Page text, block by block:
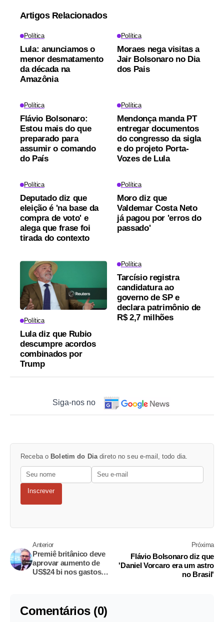
Artigos Relacionados
Política
Lula: anunciamos o
menor desmatamento
da década na
Amazônia
Política
Moraes nega visitas a
Jair Bolsonaro no Dia
dos Pais
Política
Flávio Bolsonaro:
Estou mais do que
preparado para
assumir o comando
do País
Política
Mendonça manda PT
entregar documentos
do congresso da sigla
e do projeto Porta-
Vozes de Lula
Política
Deputado diz que
eleição é 'na base da
compra de voto' e
alega que frase foi
tirada do contexto
Política
Moro diz que
Valdemar Costa Neto
já pagou por 'erros do
passado'
Política
Lula diz que Rubio
descumpre acordos
combinados por
Trump
Política
Tarcísio registra
candidatura ao
governo de SP e
declara patrimônio de
R$ 2,7 milhões
Siga-nos no
Receba o Boletim do Diadireto no seu e-mail, todo dia.
Inscrever
Anterior
Premiê britânico deve
aprovar aumento de
US$24 bi nos gastos
Próxima
Flávio Bolsonaro diz que
'Daniel Vorcaro era um astro
no Brasil'
Comentários (0)